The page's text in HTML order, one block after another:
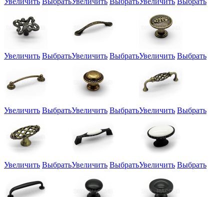
Увеличить ВыбратьУвеличить ВыбратьУвеличить Выбрать
Увеличить ВыбратьУвеличить ВыбратьУвеличить Выбрать
Увеличить ВыбратьУвеличить ВыбратьУвеличить Выбрать